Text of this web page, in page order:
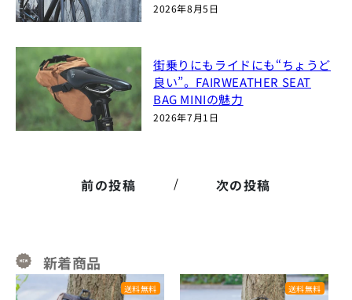
2026年8月5日
街乗りにもライドにも“ちょうど
良い”。FAIRWEATHER SEAT
BAG MINIの魅力
2026年7月1日
前の投稿 / 次の投稿
新着商品
送料無料 送料無料